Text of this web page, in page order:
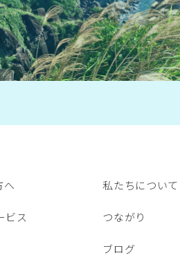
へ
ビス
私たちについて
つながり
ブログ